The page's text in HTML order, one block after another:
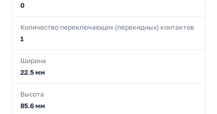
0
Количество переключающих (перекидных) контактов
1
Ширина
22.5 мм
Высота
85.6 мм